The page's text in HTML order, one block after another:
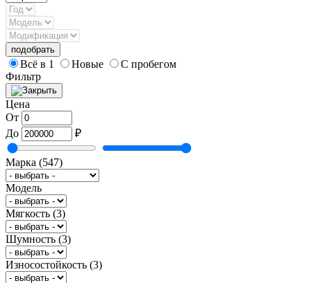
подобрать
Всё в 1 Новые
С пробегом
Фильтр
Цена
От
До
₽
Марка (547)
Модель
Мягкость (3)
Шумность (3)
Износостойкость (3)